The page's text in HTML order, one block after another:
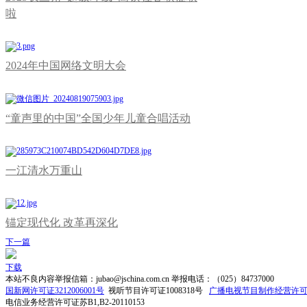
啦
2024年中国网络文明大会
“童声里的中国”全国少年儿童合唱活动
一江清水万重山
锚定现代化 改革再深化
下一篇
下载
本站不良内容举报信箱：jubao@jschina.com.cn 举报电话：（025）84737000
国新网许可证3212006001号 视听节目许可证1008318号 广播电视节目制作经营许
电信业务经营许可证苏B1,B2-20110153